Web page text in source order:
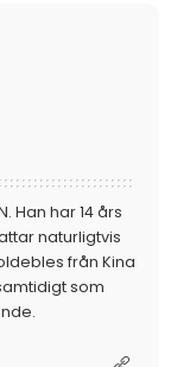
Han har 14 års
naturligtvis
från Kina
som